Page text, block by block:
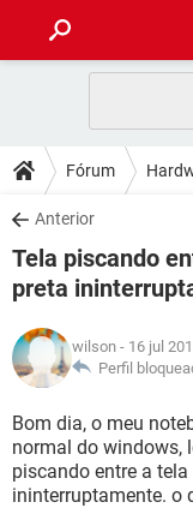
CELULAR
OUTLOOK
INSTAGRAM
GUIA DE COMPRAS
DICAS
JOGOS
OUTLOOK
GUIA DE COMPRAS
DOWNLOADS
JOGOS
CELULAR
OUTLOOK
INSTAGRAM
GUIA DE COMPRAS
FÓRUM
CELULAR
INSTAGRAM
GUIA DE COMPRAS
GLOSSÁRIO
JOGOS
CELULAR
OUTLOOK
INSTAGRAM
Fórum
Anterior
Tela piscando
preta
wilson - 16 jul
Perfil
Bom dia, o meu
normal do windows,
piscando entre a
ininterruptamente. o